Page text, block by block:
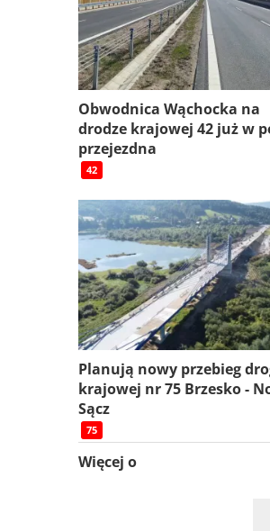
Obwodnica Wąchocka na
drodze krajowej 42 już w
przejezdna
42
Planują nowy przebieg
krajowej nr 75 Brzesko -
Sącz
75
Więcej o